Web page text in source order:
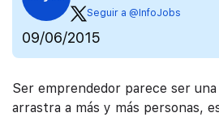
Seguir a @InfoJobs
09/06/2015
Ser emprendedor parece ser una
arrastra a más y más personas,